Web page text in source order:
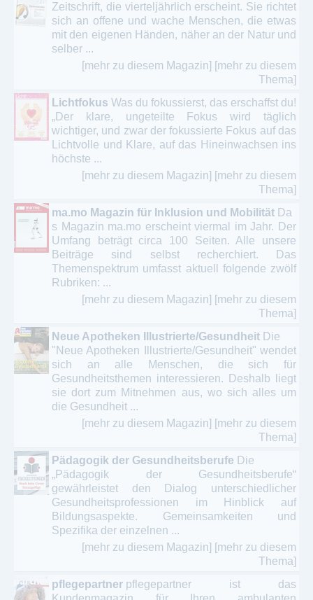
Zeitschrift, die vierteljährlich erscheint. Sie richtet
sich an offene und wache Menschen, die etwas
mit den eigenen Händen, näher an der Natur und
selber ...
[mehr zu diesem Magazin] [mehr zu diesem
Thema]
Lichtfokus Was du fokussierst, das erschaffst du!
„Der klare, ungeteilte Fokus wird täglich
wichtiger, und zwar der fokussierte Fokus auf das
Lichtvolle und Klare, auf das Hineinwachsen ins
höchste ...
[mehr zu diesem Magazin] [mehr zu diesem
Thema]
ma.mo Magazin für Inklusion und Mobilität Da
s Magazin ma.mo erscheint viermal im Jahr. Der
Umfang beträgt circa 100 Seiten. Alle unsere
Beiträge sind selbst recherchiert. Das
Themenspektrum umfasst aktuell folgende zwölf
Rubriken: ...
[mehr zu diesem Magazin] [mehr zu diesem
Thema]
Neue Apotheken Illustrierte/Gesundheit Die
"Neue Apotheken Illustrierte/Gesundheit" wendet
sich an alle Menschen, die sich für
Gesundheitsthemen interessieren. Deshalb liegt
sie dort zum Mitnehmen aus, wo sich alles um
die Gesundheit ...
[mehr zu diesem Magazin] [mehr zu diesem
Thema]
Pädagogik der Gesundheitsberufe Die
„Pädagogik der Gesundheitsberufe“
gewährleistet den Dialog unterschiedlicher
Gesundheitsprofessionen im Hinblick auf
Bildungsaspekte. Gemeinsamkeiten und
Spezifika der einzelnen ...
[mehr zu diesem Magazin] [mehr zu diesem
Thema]
pflegepartner pflegepartner ist das